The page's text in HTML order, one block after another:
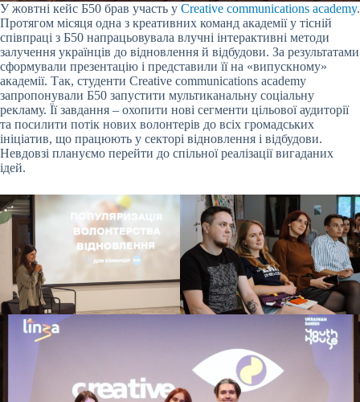
У жовтні кейс Б50 брав участь у Creative communications academy.
Протягом місяця одна з креативних команд академії у тісній
співпраці з Б50 напрацьовувала влучні інтерактивні методи
залучення українців до відновлення й відбудови. За результатами
сформували презентацію і представили її на «випускному»
академії. Так, студенти Creative communications academy
запропонували Б50 запустити мультиканальну соціальну
рекламу. Її завдання – охопити нові сегменти цільової аудиторії
та посилити потік нових волонтерів до всіх громадських
ініціатив, що працюють у секторі відновлення і відбудови.
Невдовзі плануємо перейти до спільної реалізації вигаданих
ідей.